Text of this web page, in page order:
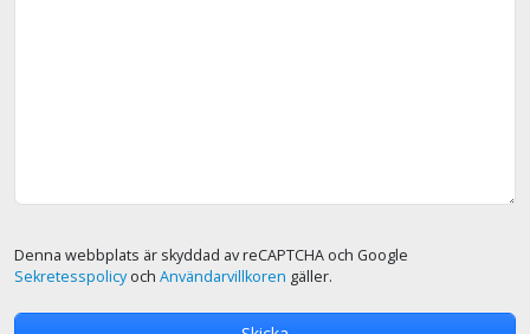
Denna webbplats är skyddad av reCAPTCHA och Google
Sekretesspolicyoch Användarvillkoren gäller.